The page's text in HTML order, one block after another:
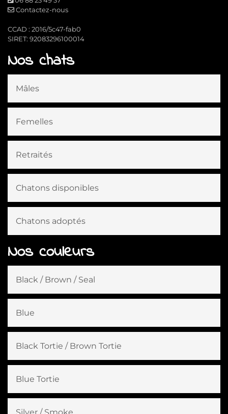
Contactez-nous
CCAD : 2016/5c47-fab0
SIRET: 92083296100014
Nos chats
Mâles
Femelles
Retraités
Chatons disponibles
Chatons adoptés
Nos couleurs
Black / Brown / Seal
Blue
Black Tortie / Brown Tortie
Blue Tortie